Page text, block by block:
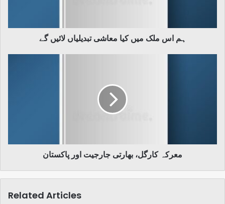
گے
ہم اس ملک میں کیا معاشی تبدیلیاں لائیں گے
معرکہ کارگل، بھارتی جارجیت اور پاکستان
Related Articles